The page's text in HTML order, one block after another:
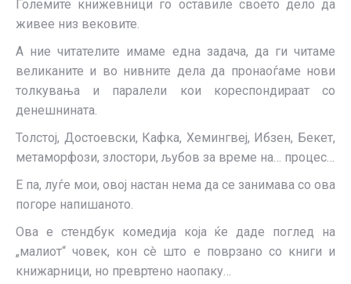
Големите книжевници го оставиле своето дело да
живее низ вековите.
А ние читателите имаме една задача, да ги читаме
великаните и во нивните дела да пронаоѓаме нови
толкувања и паралели кои кореспондираат со
денешнината.
Толстој, Достоевски, Кафка, Хемингвеј, Ибзен, Бекет,
метаморфози, злостори, љубов за време на… процес…
Е па, луѓе мои, овој настан нема да се занимава со ова
погоре напишаното.
Ова е стендбук комедија која ќе даде поглед на
„малиот“ човек, кон сè што е поврзано со книги и
книжарници, но превртено наопаку…